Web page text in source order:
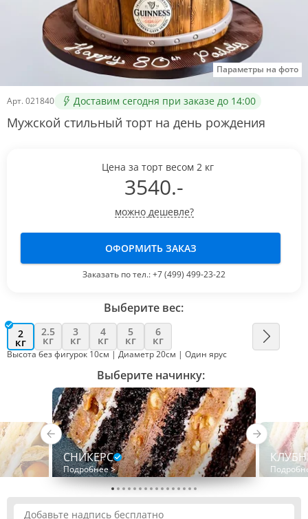
Параметры на фото
Арт. 021840 Доставим сегодня при заказе до 14:00
Мужской стильный торт на день рождения
Выберите вес:
2
кг
2.5
кг
3
кг
4
кг
5
кг
6
кг
Высота без фигурок 10см | Диаметр 20см | Один ярус
Выберите начинку:
СНИКЕРС
Подробнее >
Цена за торт весом 2 кг
3540.-
можно дешевле?
ОФОРМИТЬ ЗАКАЗ
Заказать по тел.:+7 (499) 499-23-22